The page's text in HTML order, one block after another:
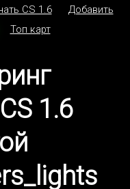
CS 1.6
Добавить
Топ карт
1.6